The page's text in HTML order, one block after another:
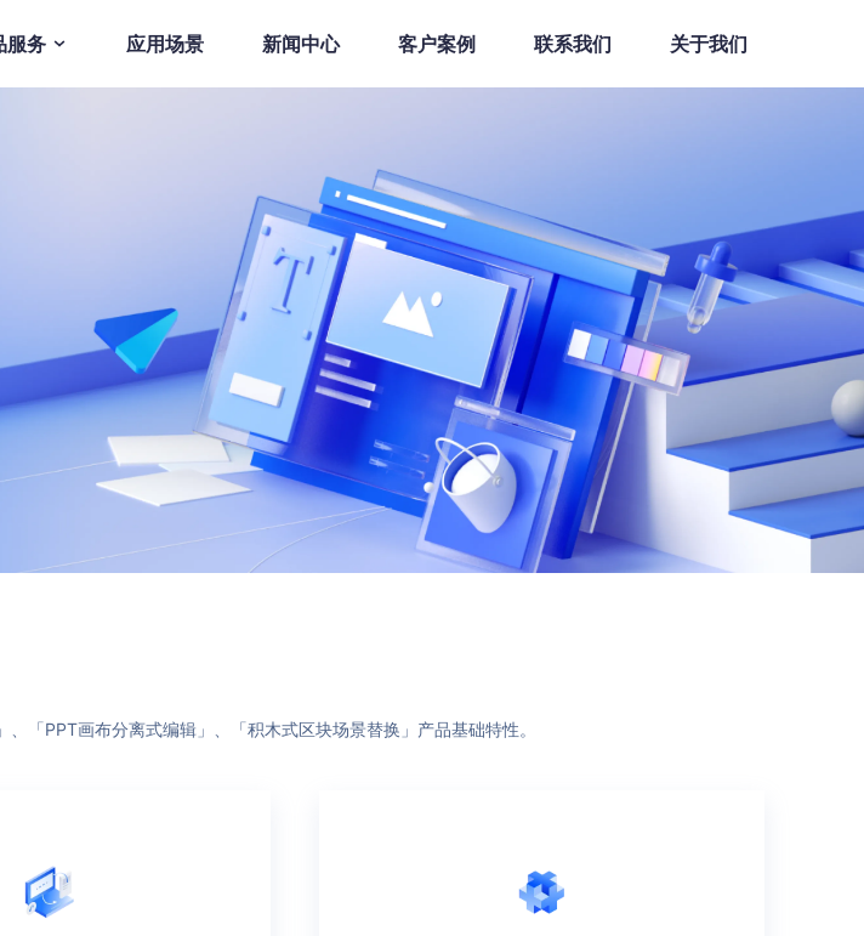
服务 应用场景 新闻中心 客户案例 联系我们 关于我们
「PPT画布分离式编辑」、「积木式区块场景替换」产品基础特性。